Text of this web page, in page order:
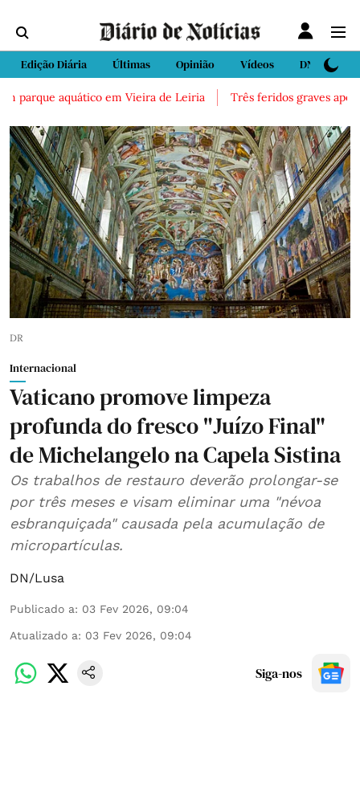
Edição Diária Últimas Opinião Vídeos DN Sport
aquático em Vieira de Leiria Três feridos graves após
DR
Internacional
Vaticano promove limpeza
profunda do fresco "Juízo Final"
de Michelangelo na Capela Sistina
Os trabalhos de restauro deverão prolongar-se
por três meses e visam eliminar uma "névoa
esbranquiçada" causada pela acumulação de
micropartículas.
DN/Lusa
Publicado a: 03 Fev 2026, 09:04
Atualizado a: 03 Fev 2026, 09:04
Siga-nos